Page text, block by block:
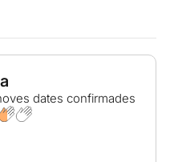
dates confirmades